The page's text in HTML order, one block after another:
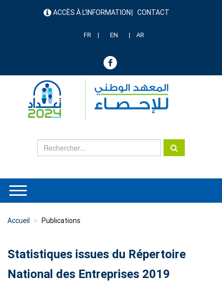
menu ACCÈS À L'INFORMATION CONTACT
FR EN AR
Accueil Publications
Statistiques issues du Répertoire
National des Entreprises 2019